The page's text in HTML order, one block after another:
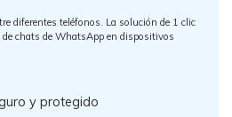
diferentes teléfonos. La solución de 1 clic
de chats de WhatsApp en dispositivos
y protegido